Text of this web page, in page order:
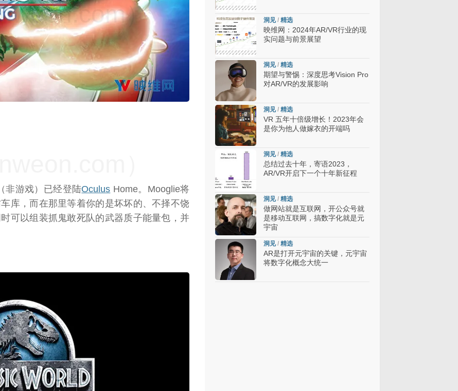
非游戏）已经登陆Oculus Home。Mooglie将
库，而在那里等着你的是坏坏的、不择不饶
可以组装抓鬼敢死队的武器质子能量包，并
）
）
）
洞见/ 精选
映维网：2024年AR/VR行业的现
实问题与前景展望
洞见/ 精选
期望与警惕：深度思考Vision Pro
对AR/VR的发展影响
洞见/ 精选
VR 五年十倍级增长！2023年会
是你为他人做嫁衣的开端吗
洞见/ 精选
总结过去十年，寄语2023，
AR/VR开启下一个十年新征程
洞见/ 精选
做网站就是互联网，开公众号就
是移动互联网，搞数字化就是元
宇宙
洞见/ 精选
AR是打开元宇宙的关键，元宇宙
将数字化概念大统一